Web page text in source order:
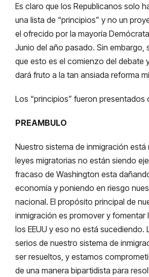
Es claro que los Republicanos solo
una lista de “principios” y no un
el ofrecido por la mayoría
Junio del año pasado. Sin embargo,
que esto es el comienzo del debate
dará fruto a la tan ansiada reforma
Los “principios” fueron presentados
PREAMBULO
Nuestro sistema de inmigración está
leyes migratorias no están siendo
fracaso de Washington esta
economía y poniendo en riesgo
nacional. El propósito principal de
inmigración es promover y fomentar
los EEUU y eso no está sucediendo.
serios de nuestro sistema de
ser resueltos, y estamos
de una manera bipartidista para